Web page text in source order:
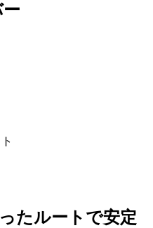
たルートで安定